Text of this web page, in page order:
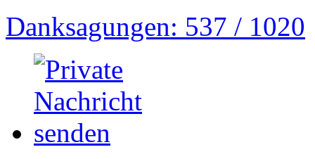
Danksagungen: 537 / 1020